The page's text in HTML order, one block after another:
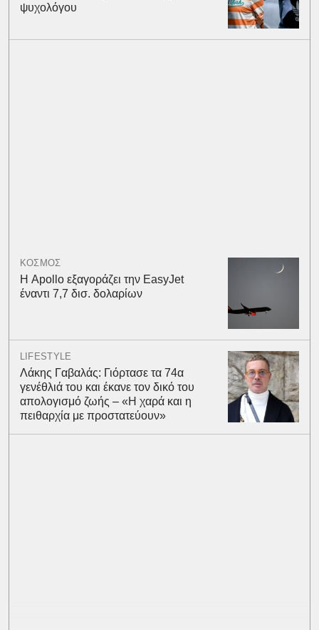
ψυχολόγου
ΚΟΣΜΟΣ
Η Apollo εξαγοράζει την EasyJet
έναντι 7,7 δισ. δολαρίων
LIFESTYLE
Λάκης Γαβαλάς: Γιόρτασε τα 74α
γενέθλιά του και έκανε τον δικό του
απολογισμό ζωής – «Η χαρά και η
πειθαρχία με προστατεύουν»